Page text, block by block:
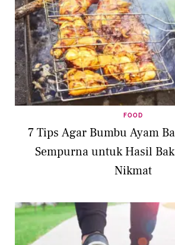
FOOD
7 Tips Agar Bumbu Ayam
Sempurna untuk Hasil
Nikmat